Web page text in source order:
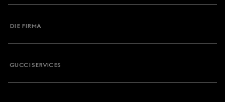
DIE FIRMA
GUCCI SERVICES